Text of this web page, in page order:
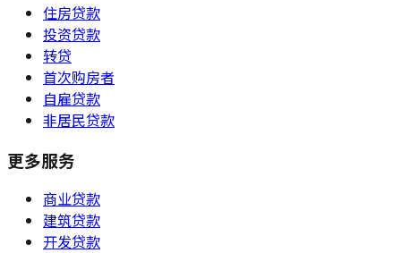
住房贷款
投资贷款
转贷
首次购房者
自雇贷款
非居民贷款
更多服务
商业贷款
建筑贷款
开发贷款